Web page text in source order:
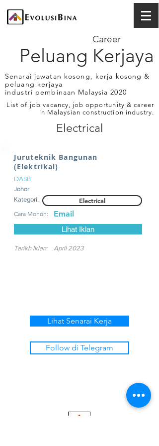
Peluang Kerjaya
Career
Senarai jawatan kosong, kerja kosong &
peluang kerjaya
industri pembinaan Malaysia 2020
List of job vacancy, job opportunity & career
in Malaysian construction industry.
Electrical
Juruteknik Bangunan
(Elektrikal)
DASB
Johor
Kategori:
Electrical
Cara Mohon: Email
Lihat Iklan
Tarikh Iklan: April 2023
Lihat Senarai Kerja
Follow di Telegram